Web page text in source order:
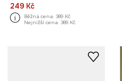
249 Kč
Běžná cena: 389 Kč
Nejnižší cena: 389 Kč